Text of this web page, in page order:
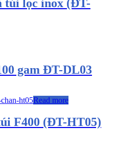
túi lọc inox (ĐT-
gam ĐT-DL03
Read more
F400 (ĐT-HT05)